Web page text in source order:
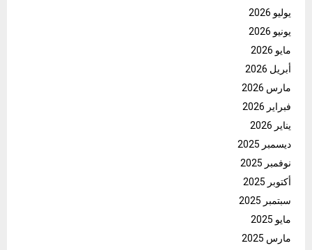
يوليو 2026
يونيو 2026
مايو 2026
أبريل 2026
مارس 2026
فبراير 2026
يناير 2026
ديسمبر 2025
نوفمبر 2025
أكتوبر 2025
سبتمبر 2025
مايو 2025
مارس 2025